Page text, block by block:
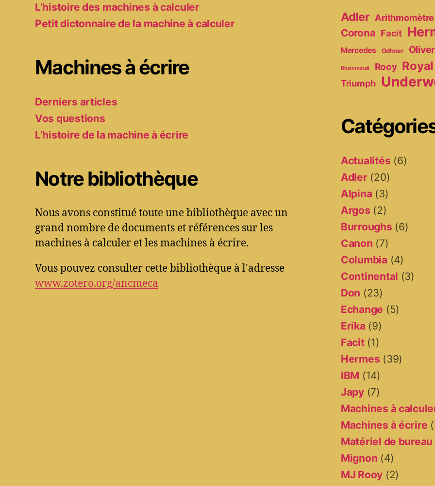
L’histoire des machines à calculer
Petit dictonnaire de la machine à calculer
Machines à écrire
Derniers articles
Vos questions
L’histoire de la machine à écrire
Notre bibliothèque
Nous avons constitué toute une bibliothèque avec un
grand nombre de documents et références sur les
machines à calculer et les machines à écrire.
Vous pouvez consulter cette bibliothèque à l'adresse
www.zotero.org/ancmeca
Adler Arithmomètre
Corona Facit
Mercedes Odhner Oliver
Rheinmetall Rooy Royal
Triumph
Actualités (6)
Adler(20)
Alpina (3)
Argos (2)
Burroughs (6)
Canon (7)
Columbia (4)
Continental (3)
Don (23)
Echange (5)
Erika (9)
Facit(1)
Hermes (39)
IBM (14)
Japy(7)
Machines à
Machines à écrire
Matériel de bureau
Mignon (4)
MJ Rooy (2)